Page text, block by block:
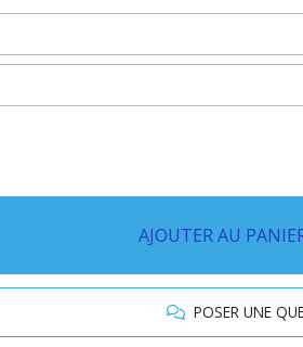
AJOUTER AU
POSER UNE